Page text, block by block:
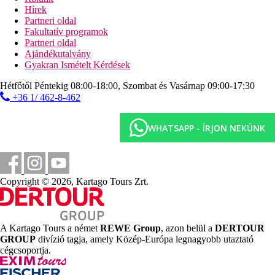
A spa-központ felújítás miatt előreláthatólag 2026 augusztus
közepéig zárva tart.
Ellátás
Reggeli vagy félpanzió. Büféreggeli és a'la carte-vacsora.
Az adott ország hivatalos besorolása: 5*.
A szálloda 16 éven aluli vendégek részére nem foglalható!
0 m
Vásárlás
45 km
Távolság a legközelebbi repülőtértől
50 m
Távolság a tengerparttól
Strand
Hírek
Partneri oldal
Fakultatív programok
Partneri oldal
Ajándékutalvány
Gyakran Ismételt Kérdések
Hétfőtől Péntekig 08:00-18:00, Szombat és Vasárnap 09:00-17:30
+36 1/ 462-8-462
WHATSAPP - ÍRJON NEKÜNK
Copyright © 2026, Kartago Tours Zrt.
A Kartago Tours a német REWE Group, azon belül a DERTOUR
GROUP divízió tagja, amely Közép-Európa legnagyobb utaztató
cégcsoportja.